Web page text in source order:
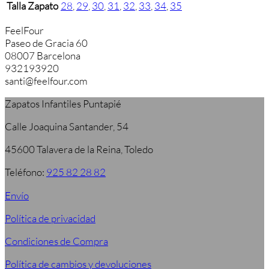
Talla Zapato 28 29 30 31 32 33 34 35
FeelFour
Paseo de Gracia 60
08007 Barcelona
932193920
santi@feelfour.com
Zapatos Infantiles Puntapié
Calle Joaquina Santander, 54
45600 Talavera de la Reina, Toledo
Teléfono: 925 82 28 82
Envío
Política de privacidad
Condiciones de Compra
Política de cambios y devoluciones